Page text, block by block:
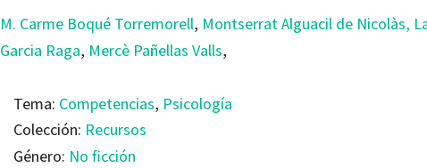
M. Carme Boqué Torremorell, Montserrat Alguacil de Nicolàs,
Garcia Raga, Mercè Pañellas Valls,
Tema: Competencias, Psicología
Colección: Recursos
Género: No ficción